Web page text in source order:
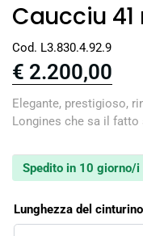
Caucciu
Cod. L3.830.4.92.9
€ 2.200,00
Elegante, prestigioso,
Longines che sa il fatto
Spedito in 10 giorno/i
Lunghezza del cinturino